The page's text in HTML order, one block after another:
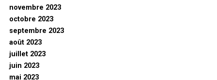
novembre 2023
octobre 2023
septembre 2023
août 2023
juillet 2023
juin 2023
mai 2023